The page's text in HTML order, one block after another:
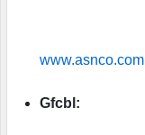
www.asnco.com
Gfcbl: